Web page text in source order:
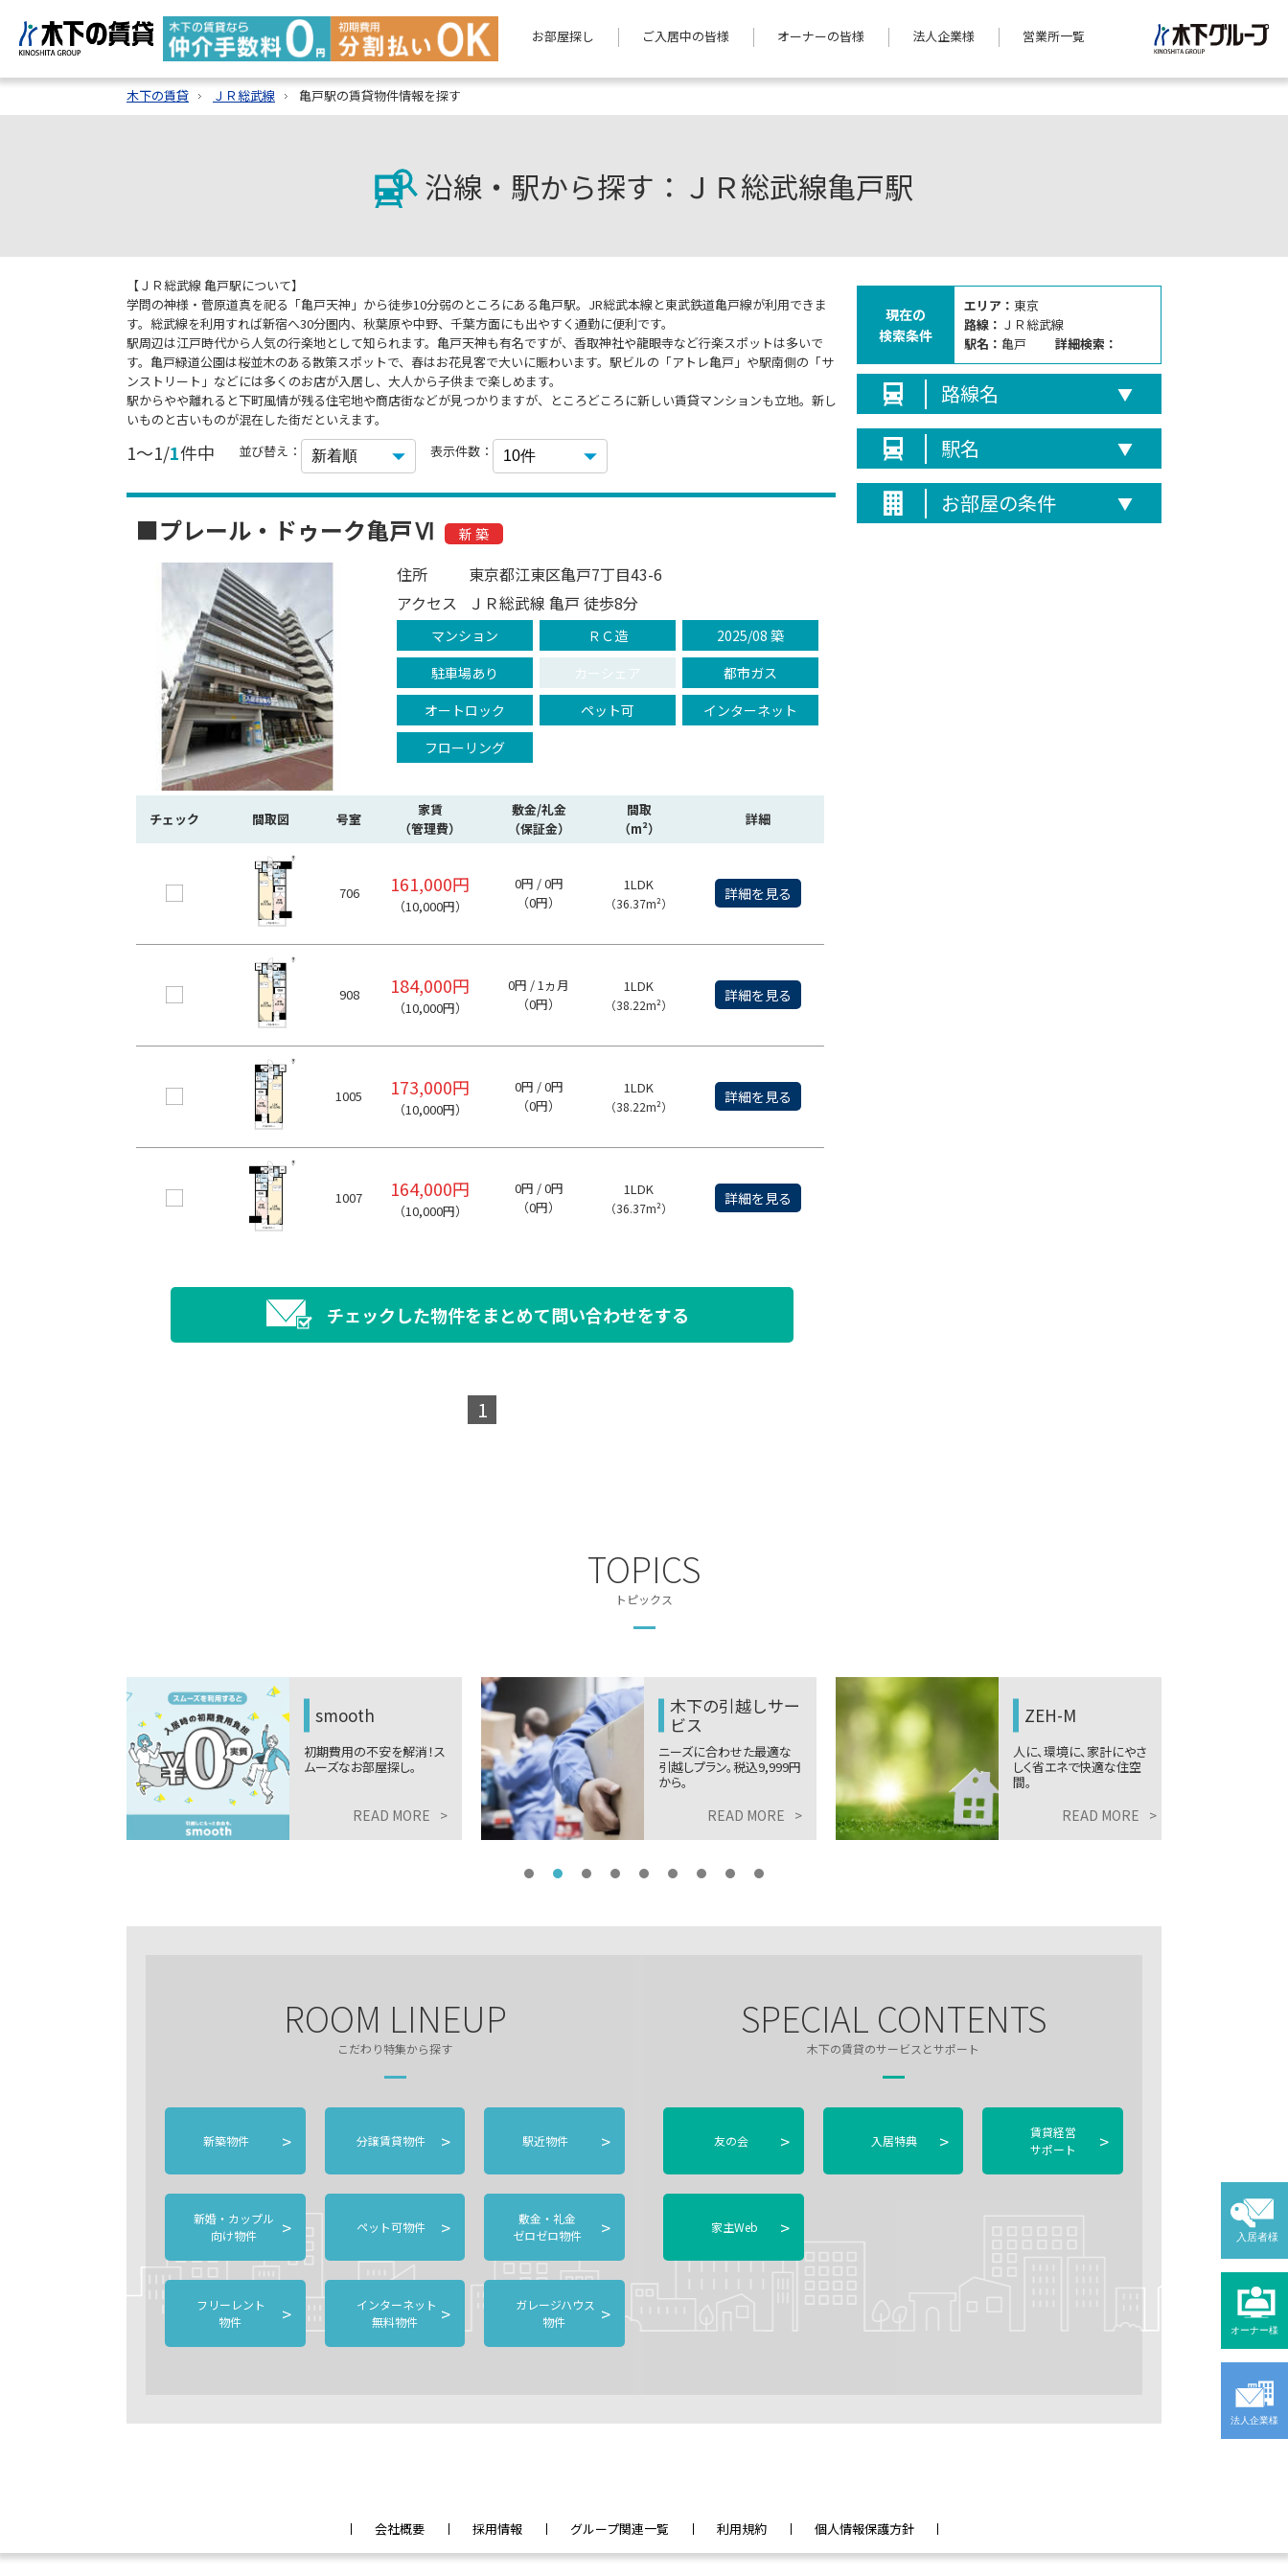
お部屋探し ご入居中の皆様 オーナーの皆様 法人企業様 営業所一覧
入居者様
オーナー様
法人企業様
木下の賃貸 ＪＲ総武線 亀戸駅の賃貸物件情報を探す
沿線・駅から探す：ＪＲ総武線亀戸駅
【ＪＲ総武線 亀戸駅について】
学問の神様・菅原道真を祀る「亀戸天神」から徒歩10分弱のところにある亀戸駅。JR総武本線と東武鉄道亀戸線が利用できま
す。総武線を利用すれば新宿へ30分圏内、秋葉原や中野、千葉方面にも出やすく通勤に便利です。
駅周辺は江戸時代から人気の行楽地として知られます。亀戸天神も有名ですが、香取神社や龍眼寺など行楽スポットは多いで
す。亀戸緑道公園は桜並木のある散策スポットで、春はお花見客で大いに賑わいます。駅ビルの「アトレ亀戸」や駅南側の「サ
ンストリート」などには多くのお店が入居し、大人から子供まで楽しめます。
駅からやや離れると下町風情が残る住宅地や商店街などが見つかりますが、ところどころに新しい賃貸マンションも立地。新し
いものと古いものが混在した街だといえます。
1～1/1件中 並び替え： 表示件数：
■プレール・ドゥーク亀戸Ⅵ 新 築
住所
東京都江東区亀戸7丁目43-6
アクセス
ＪＲ総武線 亀戸 徒歩8分
マンション ＲＣ造
2025/08 築
駐車場あり
カーシェア
都市ガス
オートロック
ペット可
インターネット
フローリング
チェック 間取図 号室
家賃
（管理費）
敷金/礼金
（保証金）
間取
（m²）
詳細
706 161,000円
（10,000円）
0円 / 0円
（0円）
1LDK
（36.37m²）
詳細を見る
908 184,000円
（10,000円）
0円 / 1ヵ月
（0円）
1LDK
（38.22m²）
詳細を見る
1005 173,000円
（10,000円）
0円 / 0円
（0円）
1LDK
（38.22m²）
詳細を見る
1007 164,000円
（10,000円）
0円 / 0円
（0円）
1LDK
（36.37m²）
詳細を見る
チェックした物件をまとめて問い合わせをする
1
現在の
検索条件
エリア： 東京
路線： ＪＲ総武線
駅名： 亀戸 詳細検索：
路線名 ▼
駅名 ▼
お部屋の条件 ▼
TOPICS
トピックス
smooth
初期費用の不安を解消！ス
ムーズなお部屋探し。
READ MORE >
木下の引越しサー
ビス
ニーズに合わせた最適な
引越しプラン。税込9,999円
から。
READ MORE >
ZEH-M
人に、環境に、家計にやさ
しく省エネで快適な住空
間。
READ MORE >
ROOM LINEUP
こだわり特集から探す
新築物件 > 分譲賃貸物件 > 駅近物件 >
新婚・カップル
向け物件
> ペット可物件 >
敷金・礼金
ゼロゼロ物件
>
フリーレント
物件
>
インターネット
無料物件
>
ガレージハウス
物件
>
SPECIAL CONTENTS
木下の賃貸のサービスとサポート
友の会 > 入居特典 >
賃貸経営
サポート
>
家主Web >
会社概要 採用情報 グループ関連一覧 利用規約 個人情報保護方針